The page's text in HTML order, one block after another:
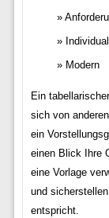
Modern
Ein
sich von
ein
einen Blick Ihre
eine Vorlage
und
entspricht.